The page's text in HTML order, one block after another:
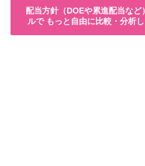
配当方針（DOEや累進配当な
ルで もっと自由に比較・分析